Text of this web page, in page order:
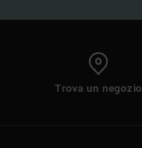
Trova un negozio